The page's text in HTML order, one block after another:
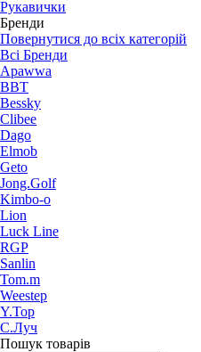
Рукавички
Бренди
Повернутися до всіх категорій
Всі Бренди
Apawwa
BBT
Bessky
Clibee
Dago
Elmob
Geto
Jong.Golf
Kimbo-o
Lion
Luck Line
RGP
Sanlin
Tom.m
Weestep
Y.Top
С.Луч
Пошук товарів